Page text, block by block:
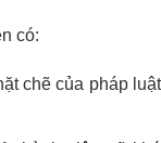
có:
chẽ của pháp luật